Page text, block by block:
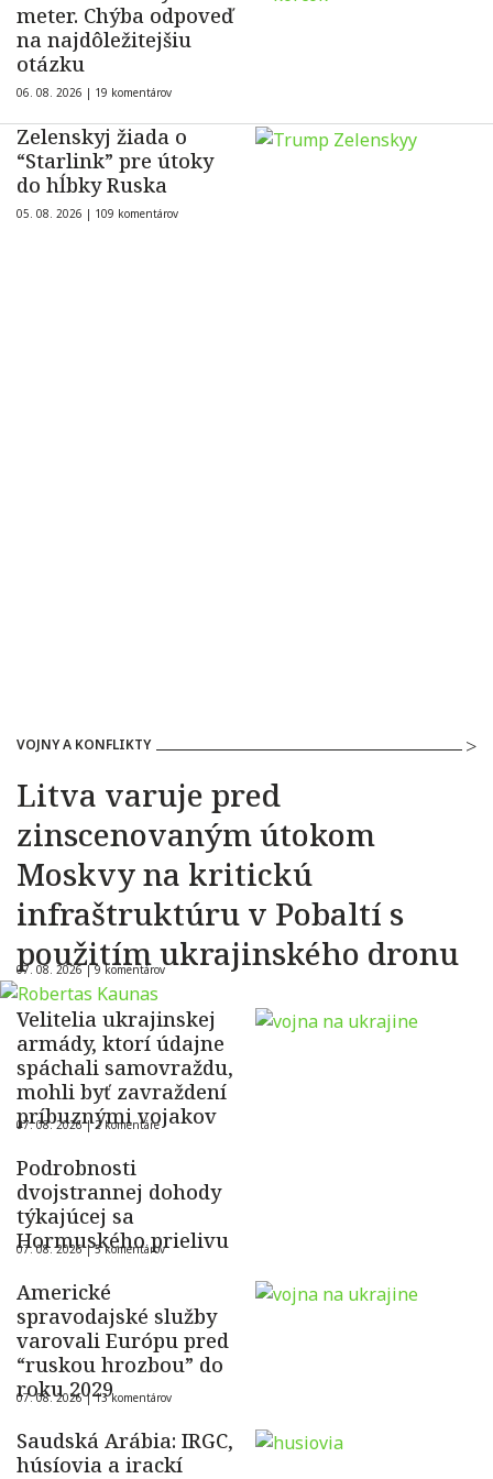
meter. Chýba odpoveď
na najdôležitejšiu
otázku
06. 08. 2026 | 19 komentárov
Zelenskyj žiada o
“Starlink” pre útoky
do hĺbky Ruska
05. 08. 2026 | 109 komentárov
VOJNY A KONFLIKTY
Litva varuje pred
zinscenovaným útokom
Moskvy na kritickú
infraštruktúru v Pobaltí s
použitím ukrajinského dronu
07. 08. 2026 |9 komentárov
Velitelia ukrajinskej
armády, ktorí údajne
spáchali samovraždu,
mohli byť zavraždení
príbuznými vojakov
07. 08. 2026 |2 komentáre
Podrobnosti
dvojstrannej dohody
týkajúcej sa
Hormuského prielivu
07. 08. 2026 |5 komentárov
Americké
spravodajské služby
varovali Európu pred
“ruskou hrozbou” do
roku 2029
07. 08. 2026 |13 komentárov
Saudská Arábia: IRGC,
húsíovia a irackí